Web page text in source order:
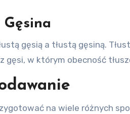
Gęsina
gęsią a tłustą gęsiną.
gęsi, w którym obecność
na wiele różnych